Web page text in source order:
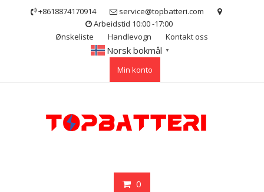
+8618874170914
service@topbatteri.com
Arbeidstid 10:00 -17:00
Ønskeliste
Handlevogn Kontakt oss
Norsk bokmål ▼
Min konto
0